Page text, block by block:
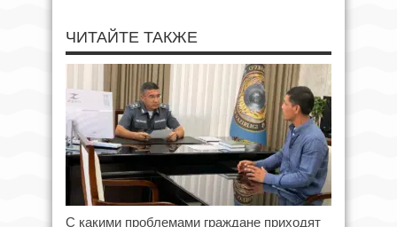
ЧИТАЙТЕ ТАКЖЕ
С какими проблемами граждане приходят